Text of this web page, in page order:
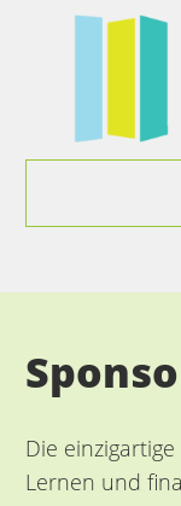
Die
Lernen und